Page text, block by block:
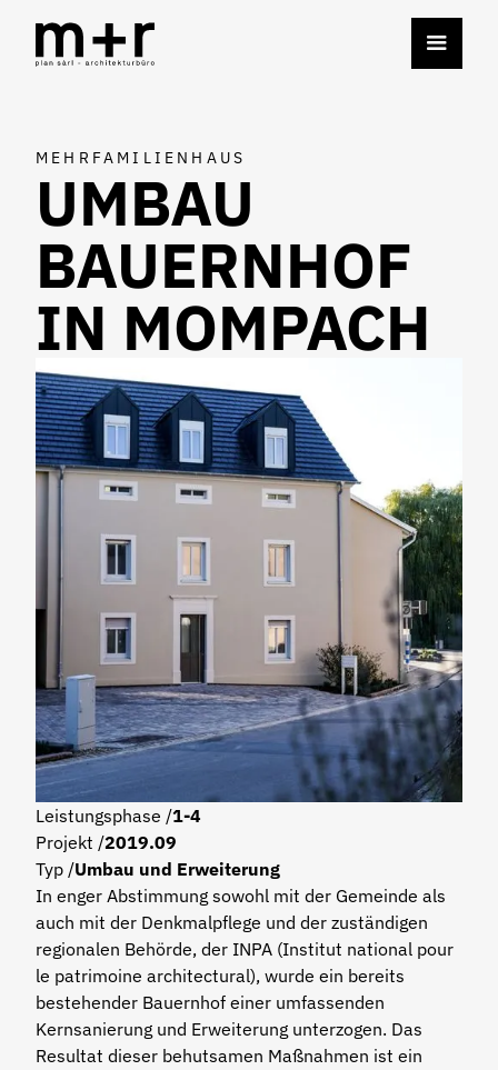
MEHRFAMILIENHAUS
UMBAU
BAUERNHOF
IN MOMPACH
Leistungsphase /1-4
Projekt /2019.09
Typ /Umbau und Erweiterung
In enger Abstimmung sowohl mit der Gemeinde als
auch mit der Denkmalpflege und der zuständigen
regionalen Behörde, der INPA (Institut national pour
le patrimoine architectural), wurde ein bereits
bestehender Bauernhof einer umfassenden
Kernsanierung und Erweiterung unterzogen. Das
Resultat dieser behutsamen Maßnahmen ist ein